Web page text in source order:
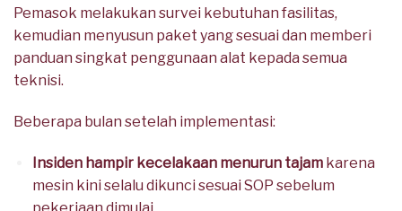
Pemasok melakukan survei kebutuhan fasilitas,
kemudian menyusun paket yang sesuai dan memberi
panduan singkat penggunaan alat kepada semua
teknisi.
Beberapa bulan setelah implementasi:
Insiden hampir kecelakaan menurun tajamkarena
mesin kini selalu dikunci sesuai SOP sebelum
pekerjaan dimulai.